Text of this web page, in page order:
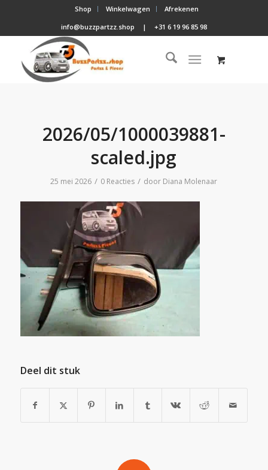
Shop Winkelwagen
Afrekenen
info@buzzpartzz.shop
| +31 6 19 96 85 98
2026/05/1000039881-
scaled.jpg
25 mei 2026 / 0 Reacties / door Diana Molenaar
Deel dit stuk